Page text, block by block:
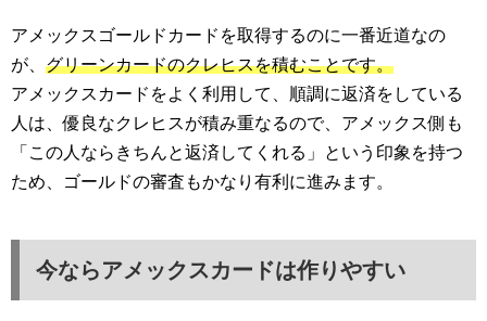
アメックスゴールドカードを取得するのに一番近道なの
が、 グリーンカードのクレヒスを積むことです。
アメックスカードをよく利用して、順調に返済をしている
人は、優良なクレヒスが積み重なるので、アメックス側も
「この人ならきちんと返済してくれる」という印象を持つ
ため、ゴールドの審査もかなり有利に進みます。
今ならアメックスカードは作りやすい